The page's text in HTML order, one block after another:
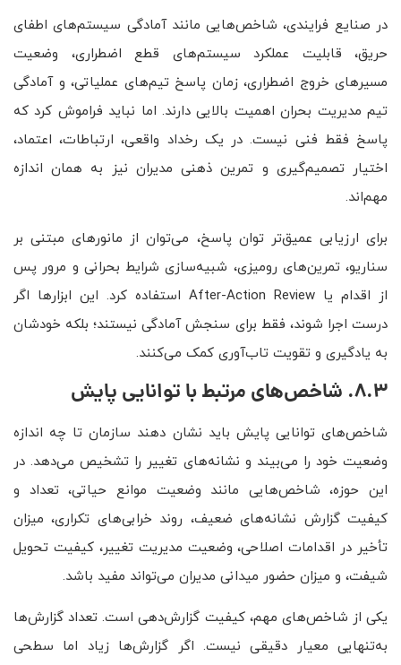
در صنایع فرایندی، شاخص‌هایی مانند آمادگی سیستم‌های اطفای
حریق، قابلیت عملکرد سیستم‌های قطع اضطراری، وضعیت
مسیرهای خروج اضطراری، زمان پاسخ تیم‌های عملیاتی، و آمادگی
تیم مدیریت بحران اهمیت بالایی دارند. اما نباید فراموش کرد که
پاسخ فقط فنی نیست. در یک رخداد واقعی، ارتباطات، اعتماد،
اختیار تصمیم‌گیری و تمرین ذهنی مدیران نیز به همان اندازه
مهم‌اند.
برای ارزیابی عمیق‌تر توان پاسخ، می‌توان از مانورهای مبتنی بر
سناریو، تمرین‌های رومیزی، شبیه‌سازی شرایط بحرانی و مرور پس
از اقدام یا After-Action Review استفاده کرد. این ابزارها اگر
درست اجرا شوند، فقط برای سنجش آمادگی نیستند؛ بلکه خودشان
به یادگیری و تقویت تاب‌آوری کمک می‌کنند.
8.3. شاخص‌های مرتبط با توانایی پایش
شاخص‌های توانایی پایش باید نشان دهند سازمان تا چه اندازه
وضعیت خود را می‌بیند و نشانه‌های تغییر را تشخیص می‌دهد. در
این حوزه، شاخص‌هایی مانند وضعیت موانع حیاتی، تعداد و
کیفیت گزارش نشانه‌های ضعیف، روند خرابی‌های تکراری، میزان
تأخیر در اقدامات اصلاحی، وضعیت مدیریت تغییر، کیفیت تحویل
شیفت، و میزان حضور میدانی مدیران می‌تواند مفید باشد.
یکی از شاخص‌های مهم، کیفیت گزارش‌دهی است. تعداد گزارش‌ها
به‌تنهایی معیار دقیقی نیست. اگر گزارش‌ها زیاد اما سطحی